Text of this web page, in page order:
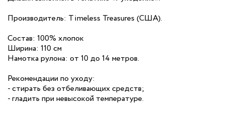
Производитель: Timeless Treasures (США).
Состав: 100% хлопок
Ширина: 110 см
Намотка рулона: от 10 до 14 метров.
Рекомендации по уходу:
- стирать без отбеливающих средств;
- гладить при невысокой температуре.